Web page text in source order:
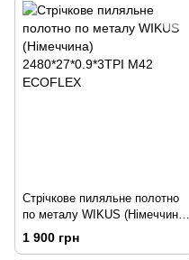
Стрічкове пиляльне полотно
по металу WIKUS (Німеччина)
2480*27*0.9*3TPI M42
ECOFLEX
1 900 грн